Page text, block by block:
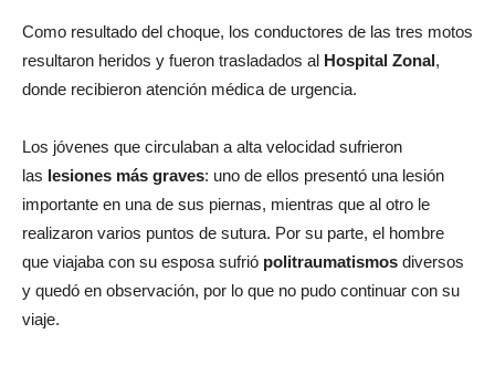
Como resultado del choque, los conductores de las tres motos
resultaron heridos y fueron trasladados al Hospital Zonal,
donde recibieron atención médica de urgencia.
Los jóvenes que circulaban a alta velocidad sufrieron
las lesiones más graves: uno de ellos presentó una lesión
importante en una de sus piernas, mientras que al otro le
realizaron varios puntos de sutura. Por su parte, el hombre
que viajaba con su esposa sufrió politraumatismos diversos
y quedó en observación, por lo que no pudo continuar con su
viaje.